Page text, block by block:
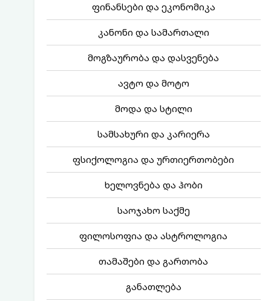
ფინანსები და ეკონომიკა
კანონი და სამართალი
მოგზაურობა და დასვენება
ავტო და მოტო
მოდა და სტილი
სამსახური და კარიერა
ფსიქოლოგია და ურთიერთობები
ხელოვნება და ჰობი
საოჯახო საქმე
ფილოსოფია და ასტროლოგია
თამაშები და გართობა
განათლება